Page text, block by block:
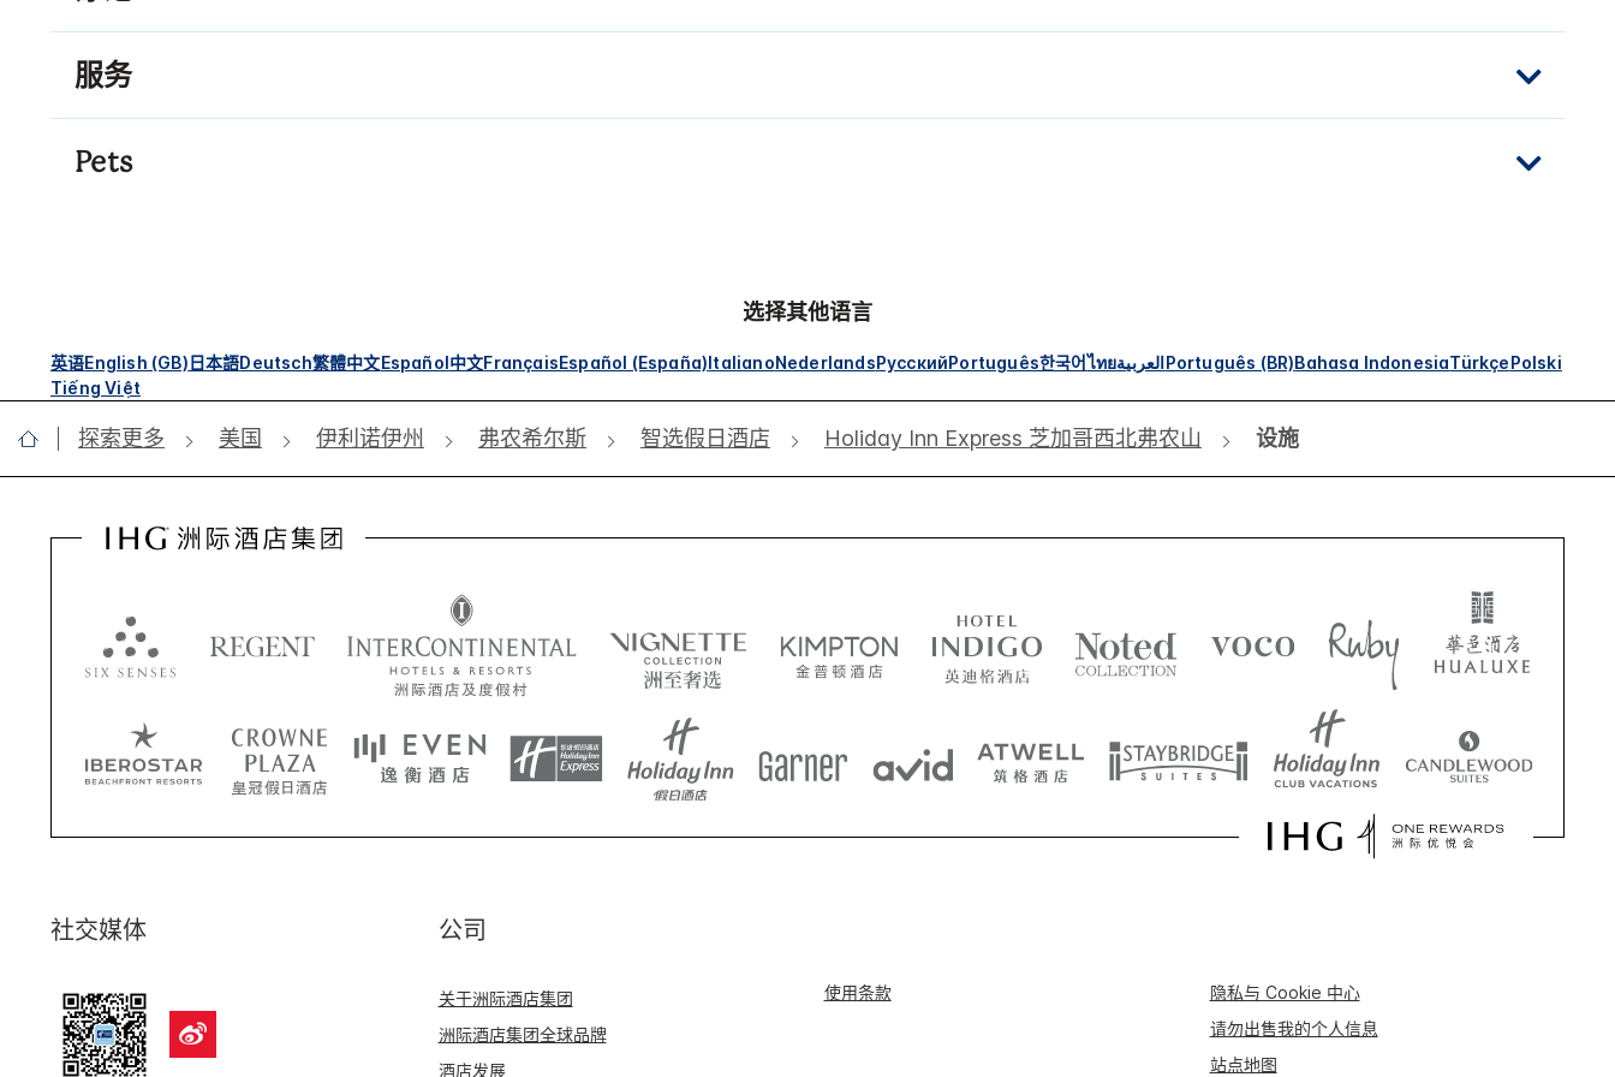
服务
Pets
选择其他语言
英语English (GB)日本語Deutsch繁體中文Español中文FrançaisEspañol (España)ItalianoNederlandsРусскийPortuguês한국어ไทยالعربيةPortuguês (BR)Bahasa IndonesiaTürkçePolski
Tiếng Việt
探索更多 美国 伊利诺伊州 弗农希尔斯 智选假日酒店 Holiday Inn Express 芝加哥西北弗农山 设施
社交媒体 公司
关于洲际酒店集团
洲际酒店集团全球品牌
酒店发展
使用条款
隐私与 Cookie 中心
请勿出售我的个人信息
站点地图